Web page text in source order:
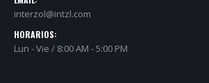
interzol@intzl.com
HORARIOS:
Lun - Vie / 8:00 AM - 5:00 PM